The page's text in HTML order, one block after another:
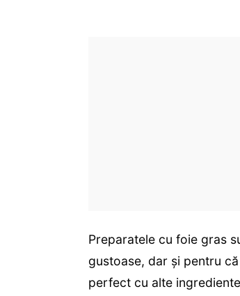
Preparatele cu foie gras
gustoase, dar și pentru
perfect cu alte